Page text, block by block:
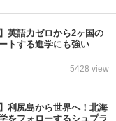
英語力ゼロから2ヶ国の
トする進学にも強い
5428 view
利尻島から世界へ！北海
をフォローするシュプラ